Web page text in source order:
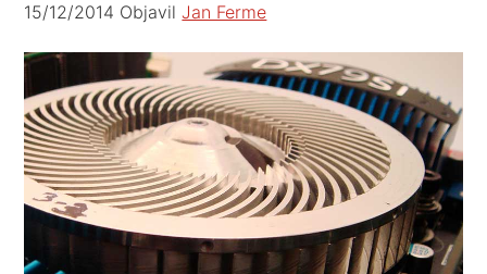
15/12/2014 ObjavilJan Ferme